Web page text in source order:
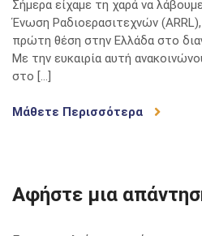
Σήμερα είχαμε τη χαρά να
Ένωση Ραδιοερασιτεχνών
πρώτη θέση στην Ελλάδα στο
Με την ευκαιρία αυτή
στο […]
Μάθετε Περισσότερα
Αφήστε μια